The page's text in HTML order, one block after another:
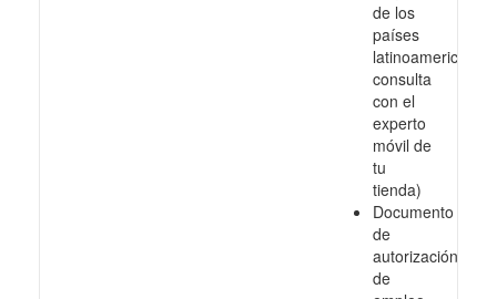
de los
países
latinoamericanos,
consulta
con el
experto
móvil de
tu
tienda)
Documento
de
autorización
de